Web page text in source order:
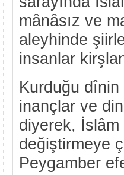
mânâsız ve
aleyhinde
insanlar
Kurduğu dînin
inançlar ve
diyerek, İslâm
değiştirmeye
Peygamber